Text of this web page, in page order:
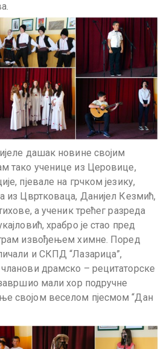
дашак новине својим
тако ученице из Церовице,
пјевале на грчком језику,
из Цвртковаца, Данијел Кезмић,
а ученик трећег разреда
храбро је стао пред
извођењем химне. Поред
и СКПД “Лазарица”,
драмско – рецитаторске
мали хор подручне
својом веселом пјесмом “Дан